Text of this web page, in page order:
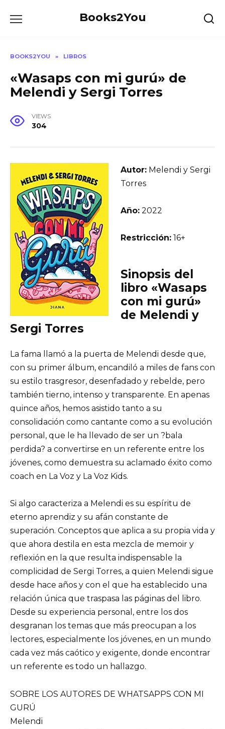
Books2You
BOOKS2YOU » LIBROS
«Wasaps con mi gurú» de
Melendi y Sergi Torres
VIEWS
304
Autor: Melendi y Sergi
Torres
Año: 2022
Restricción: 16+
Sinopsis del
libro «Wasaps
con mi gurú»
de Melendi y
Sergi Torres
La fama llamó a la puerta de Melendi desde que,
con su primer álbum, encandiló a miles de fans con
su estilo trasgresor, desenfadado y rebelde, pero
también tierno, intenso y transparente. En apenas
quince años, hemos asistido tanto a su
consolidación como cantante como a su evolución
personal, que le ha llevado de ser un ?bala
perdida? a convertirse en un referente entre los
jóvenes, como demuestra su aclamado éxito como
coach en La Voz y La Voz Kids.
Si algo caracteriza a Melendi es su espíritu de
eterno aprendiz y su afán constante de
superación. Conceptos que aplica a su propia vida y
que ahora destila en esta mezcla de memoir y
reflexión en la que resulta indispensable la
complicidad de Sergi Torres, a quien Melendi sigue
desde hace años y con el que ha establecido una
relación única que traspasa las páginas del libro.
Desde su experiencia personal, entre los dos
desgranan los temas que más preocupan a los
lectores, especialmente los jóvenes, en un mundo
cada vez más caótico y exigente, donde encontrar
un referente es todo un hallazgo.
SOBRE LOS AUTORES DE WHATSAPPS CON MI
GURÚ
Melendi